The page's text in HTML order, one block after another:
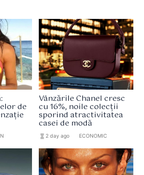
de
Vânzările Chanel cresc
cu 16%, noile colecții
sporind atractivitatea
casei de modă
hourglass_full 2 day ago ECONOMIC